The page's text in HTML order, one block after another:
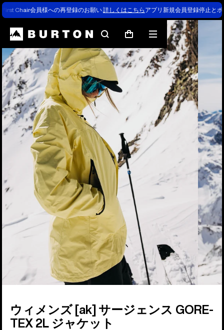
First Chair会員様への再登録のお願い詳しくはこちら アプリ新規会員登録停止と
検
索
カ
ー
ト
メ
ニ
ュ
ー
ウィメンズ [ak] サージェンス GORE-
TEX 2L ジャケット